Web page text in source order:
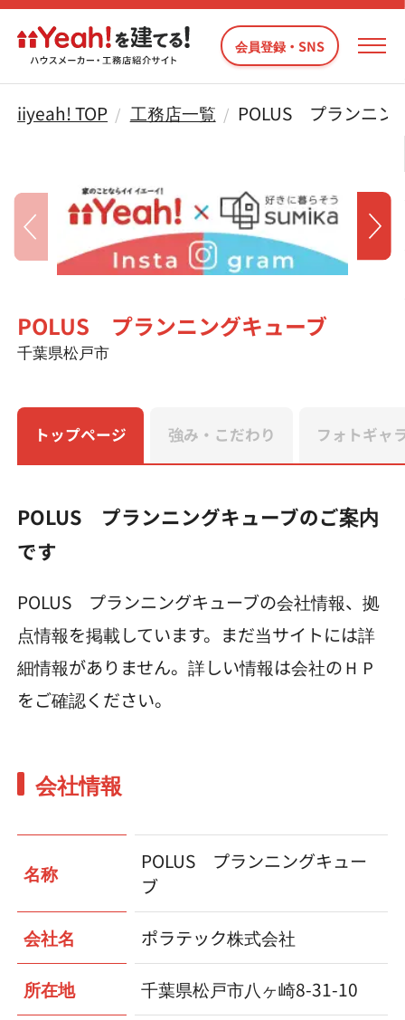
会員登録・SNS
iiyeah! TOP 工務店一覧 POLUS プランニン
POLUS プランニングキューブ
千葉県松戸市
トップページ 強み・こだわり フォトギャ
POLUS プランニングキューブのご案内
です
POLUS プランニングキューブの会社情報、拠
点情報を掲載しています。まだ当サイトには詳
細情報がありません。詳しい情報は会社のＨＰ
をご確認ください。
会社情報
名称
POLUS プランニングキュー
ブ
会社名 ポラテック株式会社
所在地 千葉県松戸市八ヶ崎8-31-10